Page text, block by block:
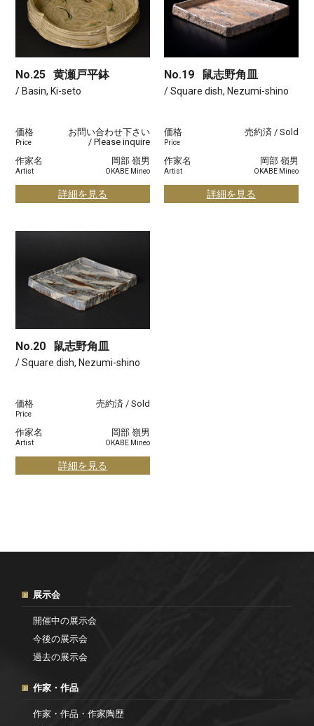
No.25 黄瀬戸平鉢
/ Basin, Ki-seto
価格
Price
お問い合わせ下さい
/ Please inquire
作家名
Artist
岡部 嶺男
OKABE Mineo
詳細を見る
No.19 鼠志野角皿
/ Square dish, Nezumi-shino
価格
Price
売約済 / Sold
作家名
Artist
岡部 嶺男
OKABE Mineo
詳細を見る
No.20 鼠志野角皿
/ Square dish, Nezumi-shino
価格
Price
売約済 / Sold
作家名
Artist
岡部 嶺男
OKABE Mineo
詳細を見る
展示会
開催中の展示会
今後の展示会
過去の展示会
作家・作品
作家・作品・作家陶歴